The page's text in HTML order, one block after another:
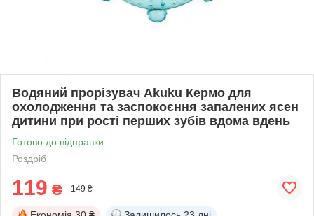
Водяний прорізувач Akuku Кермо для
охолодження та заспокоєння запалених ясен
дитини при рості перших зубів вдома вдень
Готово до відправки
Роздріб
119 ₴ 149 ₴